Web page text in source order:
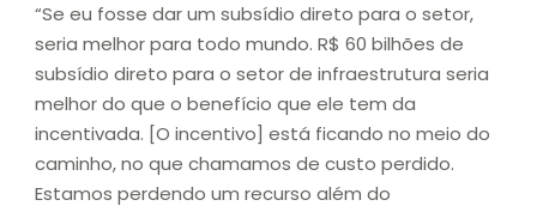
“Se eu fosse dar um subsídio direto para o setor,
seria melhor para todo mundo. R$ 60 bilhões de
subsídio direto para o setor de infraestrutura seria
melhor do que o benefício que ele tem da
incentivada. [O incentivo] está ficando no meio do
caminho, no que chamamos de custo perdido.
Estamos perdendo um recurso além do